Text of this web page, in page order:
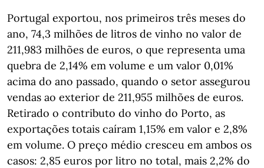
Portugal exportou, nos primeiros três meses do
ano, 74,3 milhões de litros de vinho no valor de
211,983 milhões de euros, o que representa uma
quebra de 2,14% em volume e um valor 0,01%
acima do ano passado, quando o setor assegurou
vendas ao exterior de 211,955 milhões de euros.
Retirado o contributo do vinho do Porto, as
exportações totais caíram 1,15% em valor e 2,8%
em volume. O preço médio cresceu em ambos os
casos: 2,85 euros por litro no total, mais 2,2% do